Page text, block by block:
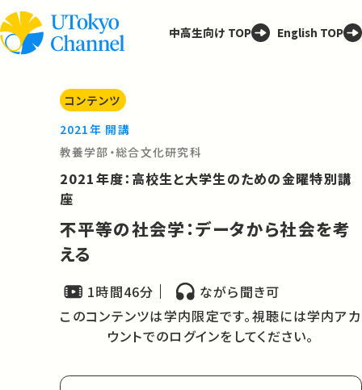
中高生向け TOP English TOP
コンテンツ
2021年 開講
教養学部・総合文化研究科
2021年度：高校生と大学生のための金曜特別講
座
不平等の社会学：データから社会を考
える
1時間46分
ながら聞き可
このコンテンツは学内限定です。視聴には学内アカ
ウントでのログインをしてください。